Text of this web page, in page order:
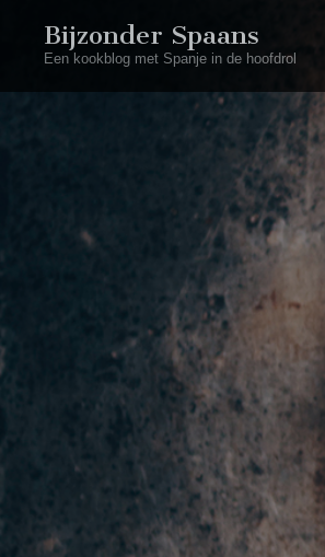
Bijzonder Spaans
Een kookblog met Spanje in de hoofdrol